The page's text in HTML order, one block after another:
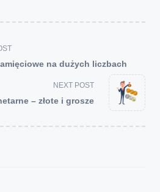
na dużych liczbach
NEXT POST
– złote i grosze